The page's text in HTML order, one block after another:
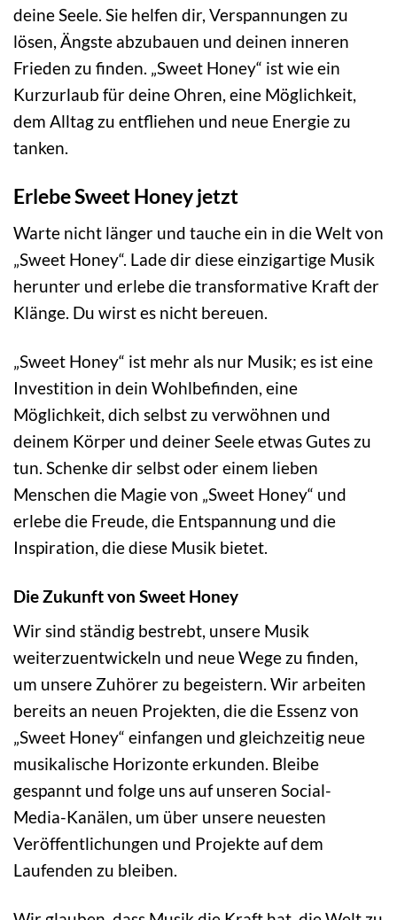
deine Seele. Sie helfen dir, Verspannungen zu
lösen, Ängste abzubauen und deinen inneren
Frieden zu finden. „Sweet Honey“ ist wie ein
Kurzurlaub für deine Ohren, eine Möglichkeit,
dem Alltag zu entfliehen und neue Energie zu
tanken.
Erlebe Sweet Honey jetzt
Warte nicht länger und tauche ein in die Welt von
„Sweet Honey“. Lade dir diese einzigartige Musik
herunter und erlebe die transformative Kraft der
Klänge. Du wirst es nicht bereuen.
„Sweet Honey“ ist mehr als nur Musik; es ist eine
Investition in dein Wohlbefinden, eine
Möglichkeit, dich selbst zu verwöhnen und
deinem Körper und deiner Seele etwas Gutes zu
tun. Schenke dir selbst oder einem lieben
Menschen die Magie von „Sweet Honey“ und
erlebe die Freude, die Entspannung und die
Inspiration, die diese Musik bietet.
Die Zukunft von Sweet Honey
Wir sind ständig bestrebt, unsere Musik
weiterzuentwickeln und neue Wege zu finden,
um unsere Zuhörer zu begeistern. Wir arbeiten
bereits an neuen Projekten, die die Essenz von
„Sweet Honey“ einfangen und gleichzeitig neue
musikalische Horizonte erkunden. Bleibe
gespannt und folge uns auf unseren Social-
Media-Kanälen, um über unsere neuesten
Veröffentlichungen und Projekte auf dem
Laufenden zu bleiben.